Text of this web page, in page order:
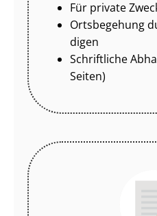
Für private
Ortsbegehung
di­gen
Schriftliche
Seiten)